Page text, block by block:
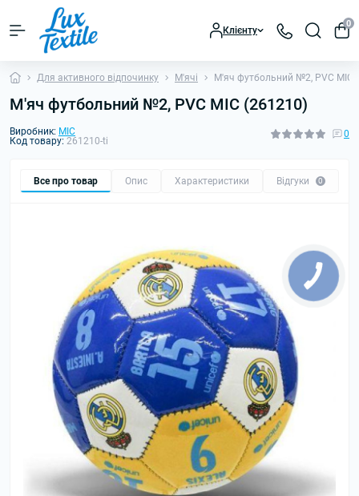
Клієнту
0
Для активного відпочинку М'ячі М'яч футбольний №2, PVC MIC
М'яч футбольний №2, PVC MIC (261210)
Виробник: MIC
Код товару: 261210-ti
0
Все про товар Опис Характеристики Відгуки 0